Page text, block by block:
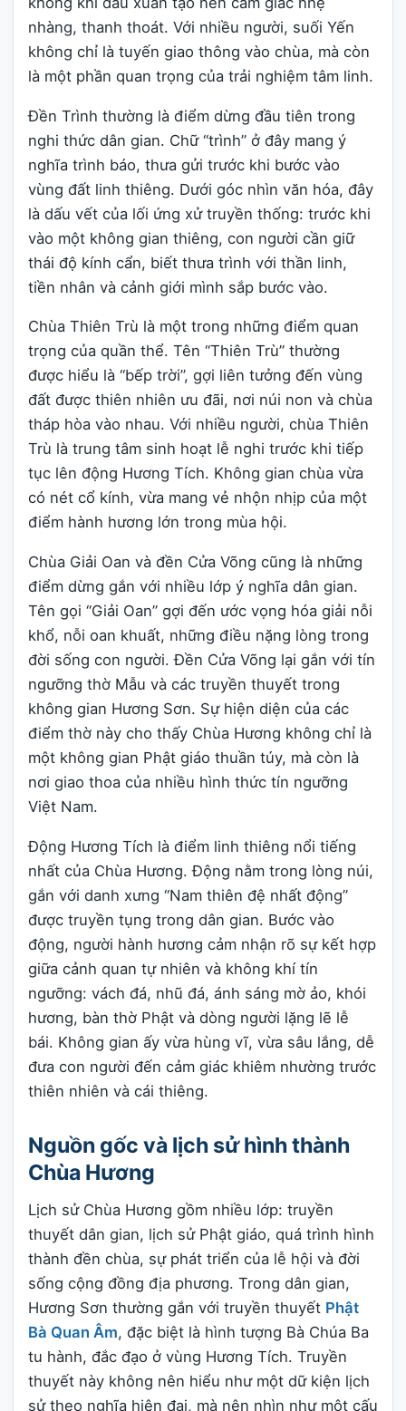
nhàng, thanh thoát. Với nhiều người, suối Yến
không chỉ là tuyến giao thông vào chùa, mà còn
là một phần quan trọng của trải nghiệm tâm linh.
Đền Trình thường là điểm dừng đầu tiên trong
nghi thức dân gian. Chữ “trình” ở đây mang ý
nghĩa trình báo, thưa gửi trước khi bước vào
vùng đất linh thiêng. Dưới góc nhìn văn hóa, đây
là dấu vết của lối ứng xử truyền thống: trước khi
vào một không gian thiêng, con người cần giữ
thái độ kính cẩn, biết thưa trình với thần linh,
tiền nhân và cảnh giới mình sắp bước vào.
Chùa Thiên Trù là một trong những điểm quan
trọng của quần thể. Tên “Thiên Trù” thường
được hiểu là “bếp trời”, gợi liên tưởng đến vùng
đất được thiên nhiên ưu đãi, nơi núi non và chùa
tháp hòa vào nhau. Với nhiều người, chùa Thiên
Trù là trung tâm sinh hoạt lễ nghi trước khi tiếp
tục lên động Hương Tích. Không gian chùa vừa
có nét cổ kính, vừa mang vẻ nhộn nhịp của một
điểm hành hương lớn trong mùa hội.
Chùa Giải Oan và đền Cửa Võng cũng là những
điểm dừng gắn với nhiều lớp ý nghĩa dân gian.
Tên gọi “Giải Oan” gợi đến ước vọng hóa giải nỗi
khổ, nỗi oan khuất, những điều nặng lòng trong
đời sống con người. Đền Cửa Võng lại gắn với tín
ngưỡng thờ Mẫu và các truyền thuyết trong
không gian Hương Sơn. Sự hiện diện của các
điểm thờ này cho thấy Chùa Hương không chỉ là
một không gian Phật giáo thuần túy, mà còn là
nơi giao thoa của nhiều hình thức tín ngưỡng
Việt Nam.
Động Hương Tích là điểm linh thiêng nổi tiếng
nhất của Chùa Hương. Động nằm trong lòng núi,
gắn với danh xưng “Nam thiên đệ nhất động”
được truyền tụng trong dân gian. Bước vào
động, người hành hương cảm nhận rõ sự kết hợp
giữa cảnh quan tự nhiên và không khí tín
ngưỡng: vách đá, nhũ đá, ánh sáng mờ ảo, khói
hương, bàn thờ Phật và dòng người lặng lẽ lễ
bái. Không gian ấy vừa hùng vĩ, vừa sâu lắng, dễ
đưa con người đến cảm giác khiêm nhường trước
thiên nhiên và cái thiêng.
Nguồn gốc và lịch sử hình thành
Chùa Hương
Lịch sử Chùa Hương gồm nhiều lớp: truyền
thuyết dân gian, lịch sử Phật giáo, quá trình hình
thành đền chùa, sự phát triển của lễ hội và đời
sống cộng đồng địa phương. Trong dân gian,
Hương Sơn thường gắn với truyền thuyết Phật
Bà Quan Âm, đặc biệt là hình tượng Bà Chúa Ba
tu hành, đắc đạo ở vùng Hương Tích. Truyền
thuyết này không nên hiểu như một dữ kiện lịch
sử theo nghĩa hiện đại, mà nên nhìn như một cấu